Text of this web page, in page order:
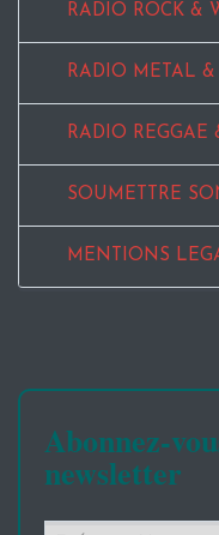
RADIO ROCK &
RADIO METAL
RADIO REGGAE
SOUMETTRE
MENTIONS
Abonnez-
newsletter